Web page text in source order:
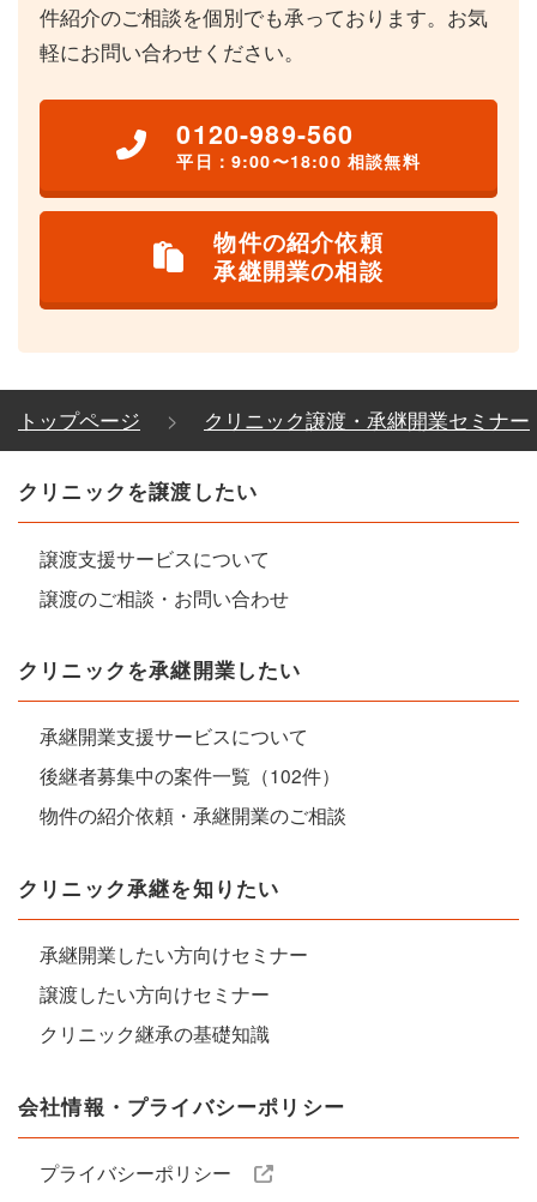
件紹介のご相談を個別でも承っております。お気
軽にお問い合わせください。
0120-989-560
平日：9:00〜18:00 相談無料
物件の紹介依頼
承継開業の相談
トップページ クリニック譲渡・承継開業セミナー
クリニックを譲渡したい
譲渡支援サービスについて
譲渡のご相談・お問い合わせ
クリニックを承継開業したい
承継開業支援サービスについて
後継者募集中の案件一覧（102件）
物件の紹介依頼・承継開業のご相談
クリニック承継を知りたい
承継開業したい方向けセミナー
譲渡したい方向けセミナー
クリニック継承の基礎知識
会社情報・プライバシーポリシー
プライバシーポリシー